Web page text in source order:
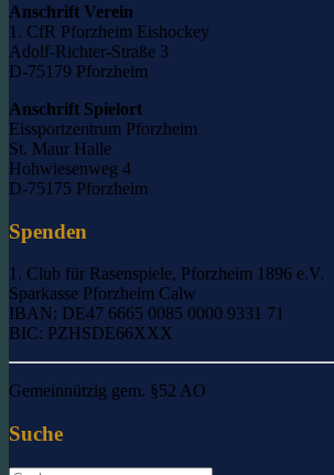
Anschrift Verein
1. CfR Pforzheim Eishockey
Adolf-Richter-Straße 3
D-75179 Pforzheim
Anschrift Spielort
Eissportzentrum Pforzheim
St. Maur Halle
Hohwiesenweg 4
D-75175 Pforzheim
Spenden
1. Club für Rasenspiele, Pforzheim 1896 e.V.
Sparkasse Pforzheim Calw
IBAN: DE47 6665 0085 0000 9331 71
BIC: PZHSDE66XXX
Gemeinnützig gem. §52 AO
Suche